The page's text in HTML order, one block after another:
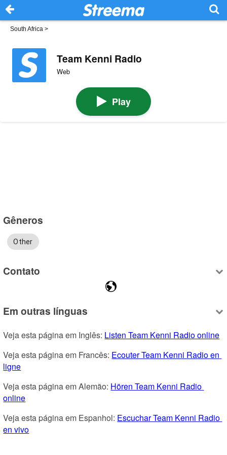
South Africa >
Team Kenni Radio
Web
Play
Gêneros
Other
Contato
Em outras línguas
Veja esta página em Inglês: Listen Team Kenni Radio online
Veja esta página em Francês: Ecouter Team Kenni Radio en
ligne
Veja esta página em Alemão: Hören Team Kenni Radio
online
Veja esta página em Espanhol: Escuchar Team Kenni Radio
en vivo